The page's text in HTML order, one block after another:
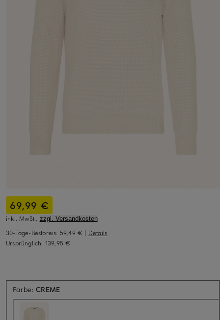
69,99 €
inkl. MwSt., zzgl. Versandkosten
30-Tage-Bestpreis: 59,49 € | Details
Ursprünglich: 139,95 €
Farbe:CREME